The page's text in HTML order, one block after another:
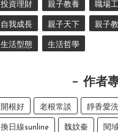
投資理財 親子教養 職場
自我成長 親子天下 親子
生活型態 生活哲學
作者
開根好 老根常談 靜香愛
換日線sunline 魏妏秦 閱